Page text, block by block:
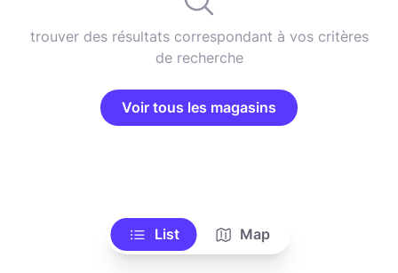
trouver des résultats correspondant à vos critères
de recherche
Voir tous les magasins
List Map